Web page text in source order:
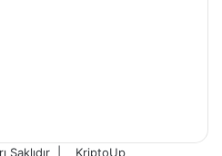
Saklıdır | KriptoUp